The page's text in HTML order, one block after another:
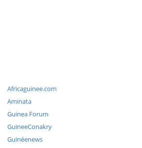
Africaguinee.com
Aminata
Guinea Forum
GuineeConakry
Guinéenews